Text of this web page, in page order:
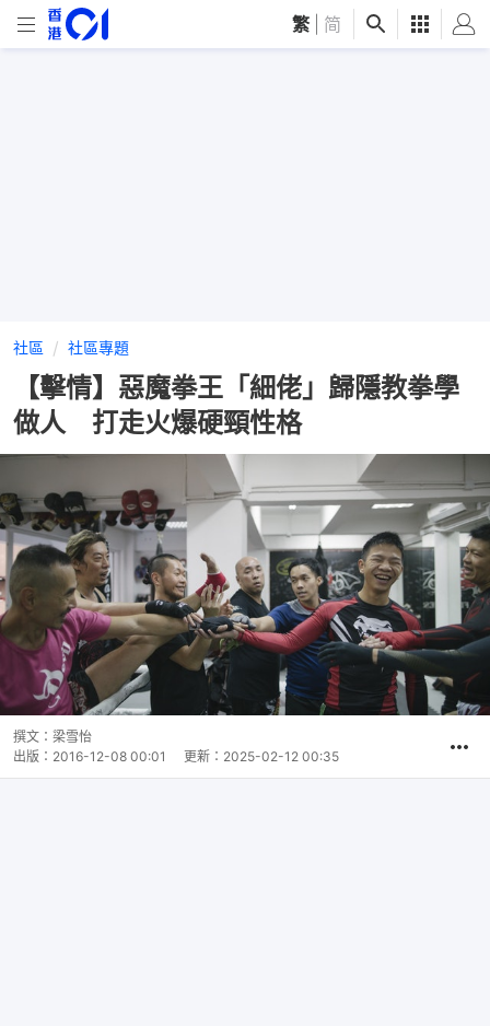
繁 简
社區 社區專題
【擊情】惡魔拳王「細佬」歸隱教拳學
做人 打走火爆硬頸性格
撰文： 梁雪怡
出版： 2016-12-08 00:01 更新： 2025-02-12 00:35